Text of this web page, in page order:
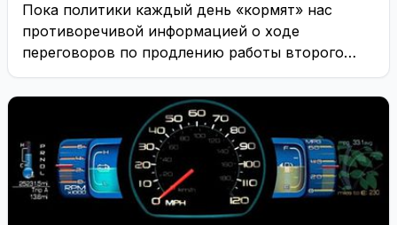
Пока политики каждый день «кормят» нас
противоречивой информацией о ходе
переговоров по продлению работы второго
энергоблока, неумолимо приближается дата его
...